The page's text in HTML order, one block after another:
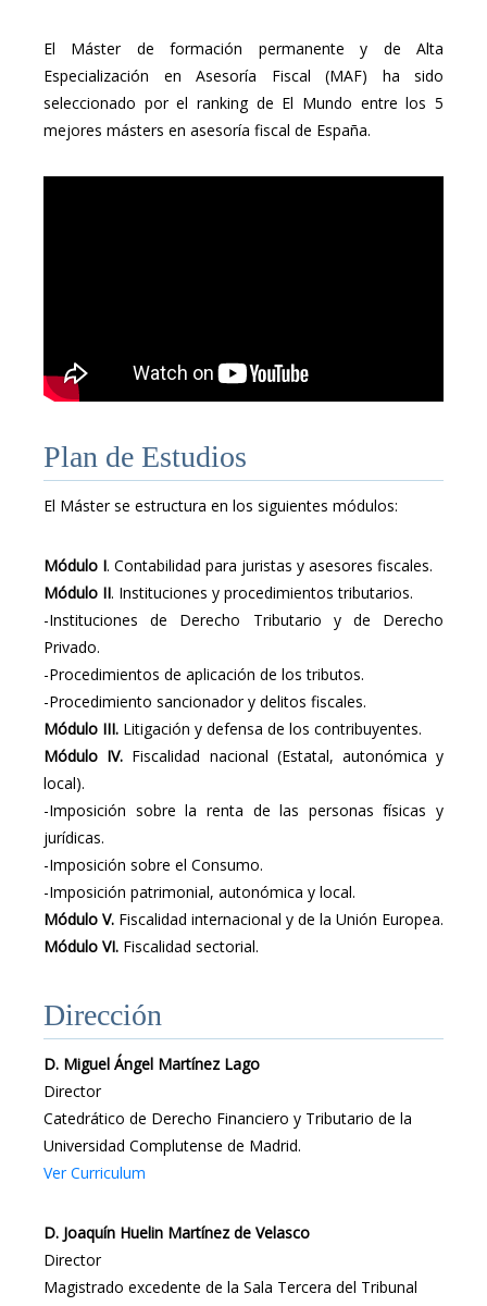
El Máster de formación permanente y de Alta
Especialización en Asesoría Fiscal (MAF) ha sido
seleccionado por el ranking de El Mundo entre los 5
mejores másters en asesoría fiscal de España.
Plan de Estudios
El Máster se estructura en los siguientes módulos:
Módulo I. Contabilidad para juristas y asesores fiscales.
Módulo II. Instituciones y procedimientos tributarios.
-Instituciones de Derecho Tributario y de Derecho
Privado.
-Procedimientos de aplicación de los tributos.
-Procedimiento sancionador y delitos fiscales.
Módulo III. Litigación y defensa de los contribuyentes.
Módulo IV. Fiscalidad nacional (Estatal, autonómica y
local).
-Imposición sobre la renta de las personas físicas y
jurídicas.
-Imposición sobre el Consumo.
-Imposición patrimonial, autonómica y local.
Módulo V. Fiscalidad internacional y de la Unión Europea.
Módulo VI. Fiscalidad sectorial.
Dirección
D. Miguel Ángel Martínez Lago
Director
Catedrático de Derecho Financiero y Tributario de la
Universidad Complutense de Madrid.
Ver Curriculum
D. Joaquín Huelin Martínez de Velasco
Director
Magistrado excedente de la Sala Tercera del Tribunal